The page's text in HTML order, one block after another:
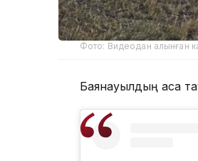
Фото: Видеодан алынған
Баянауылдың асқақ